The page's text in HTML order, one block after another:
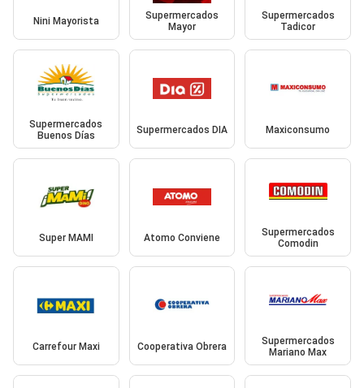
Nini Mayorista
Supermercados
Mayor
Supermercados
Tadicor
Supermercados
Buenos Días
Supermercados DIA Maxiconsumo
Super MAMI Atomo Conviene
Supermercados
Comodin
Carrefour Maxi Cooperativa Obrera
Supermercados
Mariano Max